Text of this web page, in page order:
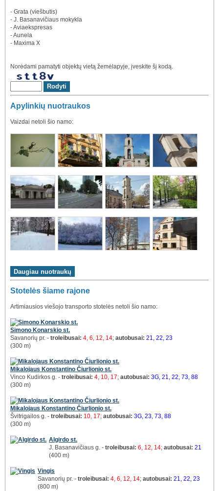
- Grata (viešbutis)
- J. Basanavičiaus mokykla
- Aviaekspresas
- Aunela
- Maxima X
Norėdami pamatyti objektų vietą žemėlapyje, įveskite šį kodą.
Apylinkių nuotraukos
Vaizdai netoli šio namo:
Stotelės šiame rajone
Artimiausios viešojo transporto stotelės netoli šio namo:
Simono Konarskio st.
Savanorių pr. - troleibusai: 4, 6, 12, 14; autobusai: 21, 22, 23
(300 m)
Mikalojaus Konstantino Čiurlionio st.
Vinco Kudirkos g. - troleibusai: 4, 10, 17; autobusai: 3G, 21, 22, 73, 88
(300 m)
Mikalojaus Konstantino Čiurlionio st.
Švitrigailos g. - troleibusai: 10, 17; autobusai: 3G, 23, 73, 88
(300 m)
Algirdo st.
J. Basanavičiaus g. - troleibusai: 6, 12, 14; autobusai: 21
(400 m)
Vingis
Savanorių pr. - troleibusai: 4, 6, 12, 14; autobusai: 21, 22, 23
(800 m)